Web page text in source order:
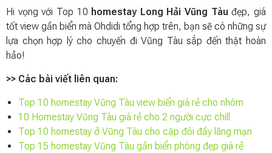
Hi vọng với Top 10 homestay Long Hải Vũng Tàu đẹp, giá
tốt view gần biển mà Ohdidi tổng hợp trên, bạn sẽ có những sự
lựa chọn hợp lý cho chuyến đi Vũng Tàu sắp đến thật hoàn
hảo!
>> Các bài viết liên quan:
Top 10 homestay Vũng Tàu view biển giá rẻ cho nhóm
10 Homestay Vũng Tàu giá rẻ cho 2 người cực chill
Top 10 homestay ở Vũng Tàu cho cặp đôi đầy lãng mạn
Top 15 homestay Vũng Tàu gần biển phòng đẹp giá rẻ